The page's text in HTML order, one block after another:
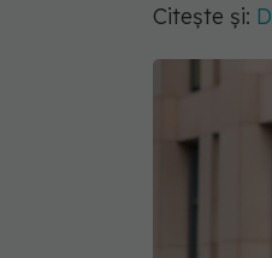
Citește și: